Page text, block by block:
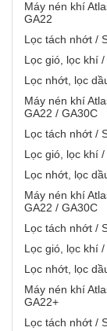
Máy nén khí
GA22
Lọc tách nhớt /
Lọc gió, lọc khí
Lọc nhớt, lọc
Máy nén khí
GA22 /
Lọc tách nhớt /
Lọc gió, lọc khí
Lọc nhớt, lọc
Máy nén khí
GA22 /
Lọc tách nhớt /
Lọc gió, lọc khí
Lọc nhớt, lọc
Máy nén khí
GA22+
Lọc tách nhớt /